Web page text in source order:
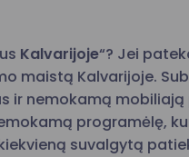
Kalvarijoje“? Jei
maistą Kalvarijoje.
nemokamą
programėlę,
suvalgytą